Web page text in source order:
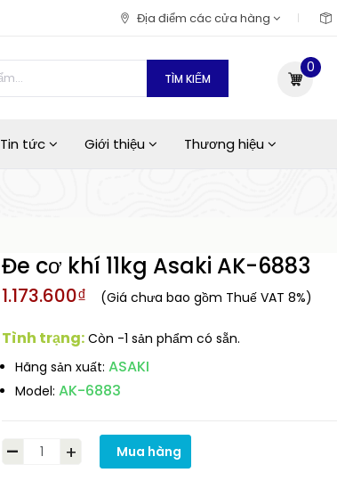
Địa điểm các cửa hàng
TÌM KIẾM
0
Tin tức Giới thiệu Thương hiệu
Đe cơ khí 11kg Asaki AK-6883
1.173.600₫ (Giá chưa bao gồm Thuế VAT 8%)
Tình trạng: Còn -1 sản phẩm có sẵn.
Hãng sản xuất: ASAKI
Model: AK-6883
- + Mua hàng